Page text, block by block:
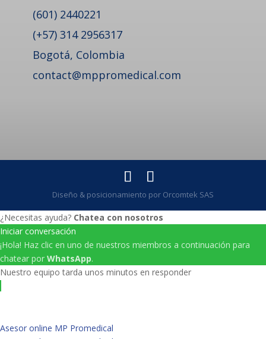
(601) 2440221
(+57) 314 2956317
Bogotá, Colombia
contact@mppromedical.com
Diseño & posicionamiento por Orcomtek SAS
¿Necesitas ayuda? Chatea con nosotros
Iniciar conversación
¡Hola! Haz clic en uno de nuestros miembros a continuación para
chatear por WhatsApp.
Nuestro equipo tarda unos minutos en responder
Asesor online MP Promedical